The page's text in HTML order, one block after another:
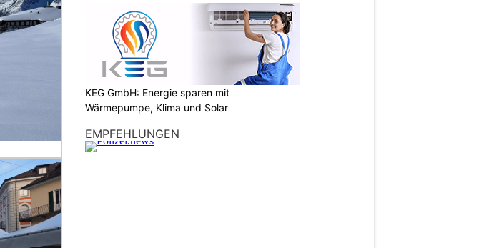
KEG GmbH: Energie sparen mit
Wärmepumpe, Klima und Solar
EMPFEHLUNGEN